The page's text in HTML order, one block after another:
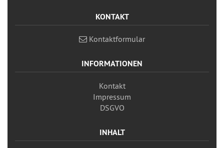
KONTAKT
Kontaktformular
INFORMATIONEN
Kontakt
Impressum
DSGVO
INHALT